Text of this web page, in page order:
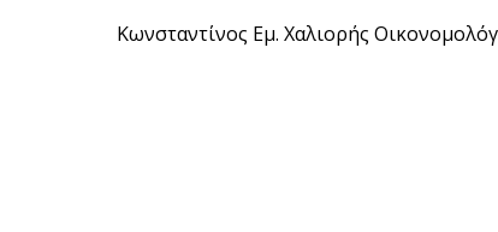
Κωνσταντίνος Εμ. Χαλιορής